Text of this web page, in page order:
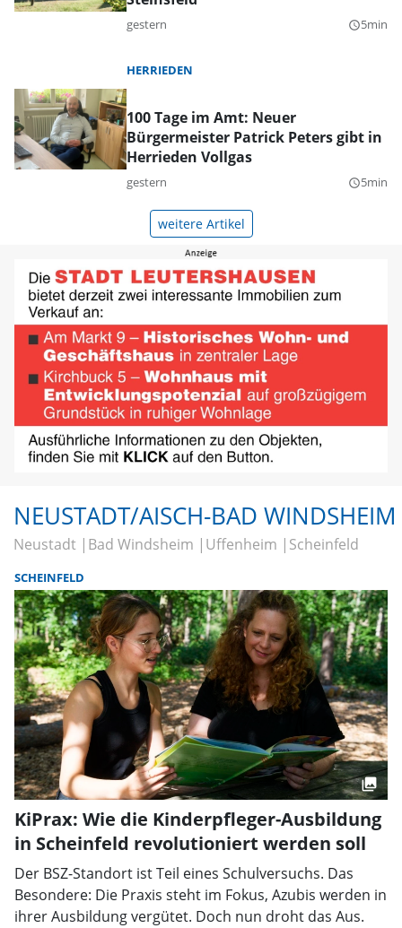
gestern query_builder5min
HERRIEDEN
100 Tage im Amt: Neuer
Bürgermeister Patrick Peters gibt in
Herrieden Vollgas
gestern query_builder5min
weitere Artikel
NEUSTADT/AISCH-BAD WINDSHEIM
Neustadt Bad Windsheim Uffenheim Scheinfeld
SCHEINFELD
KiPrax: Wie die Kinderpfleger-Ausbildung
in Scheinfeld revolutioniert werden soll
Der BSZ-Standort ist Teil eines Schulversuchs. Das
Besondere: Die Praxis steht im Fokus, Azubis werden in
ihrer Ausbildung vergütet. Doch nun droht das Aus.